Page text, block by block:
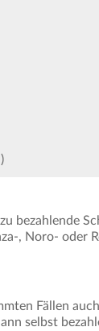
bezahlende
, Noro- oder
Fällen
selbst